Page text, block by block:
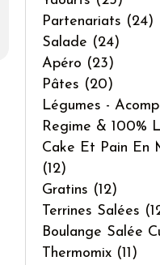
Partenariats (24)
Salade (24)
Apéro (23)
Pâtes (20)
Légumes -
Regime & 100%
Cake Et Pain En
(12)
Gratins (12)
Terrines Salées
Boulange Salée
Thermomix (11)